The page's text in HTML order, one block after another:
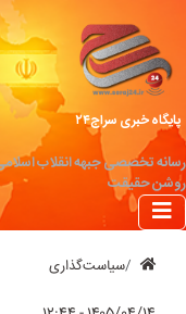
پایگاه خبری سراج۲۴
رسانه تخصصی جبهه انقلاب
روشن حقیقت
سیاست‌گذاری